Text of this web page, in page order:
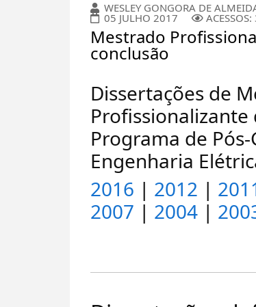
WESLEY GONGORA DE
05 JULHO 2017
Mestrado
conclusão
Dissertações de
Programa de
Engenharia
2016 | 2012 |
2007 | 2004 |